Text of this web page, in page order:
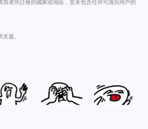
買者所註冊的國家或地區，並未包含任何可識別用戶的
援。